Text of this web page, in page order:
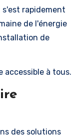
s'est rapidement
de l'énergie
de
accessible à tous.
des solutions